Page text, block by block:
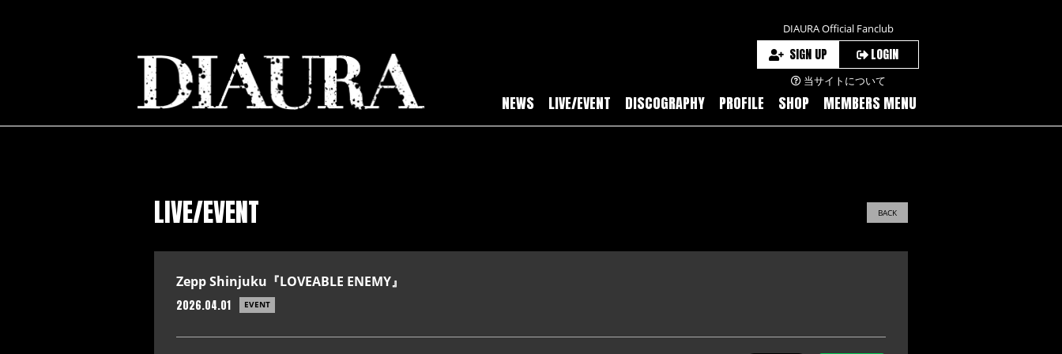
DIAURA Official Fanclub
SIGN UP LOGIN
当サイトについて
NEWS LIVE/EVENT DISCOGRAPHY PROFILE SHOP MEMBERS MENU
LIVE/EVENT BACK
Zepp Shinjuku『LOVEABLE ENEMY』
2026.04.01 EVENT